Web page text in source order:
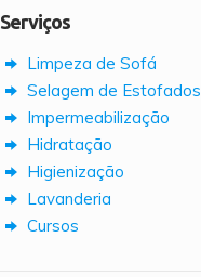
Serviços
Limpeza de Sofá
Selagem de Estofados
Impermeabilização
Hidratação
Higienização
Lavanderia
Cursos